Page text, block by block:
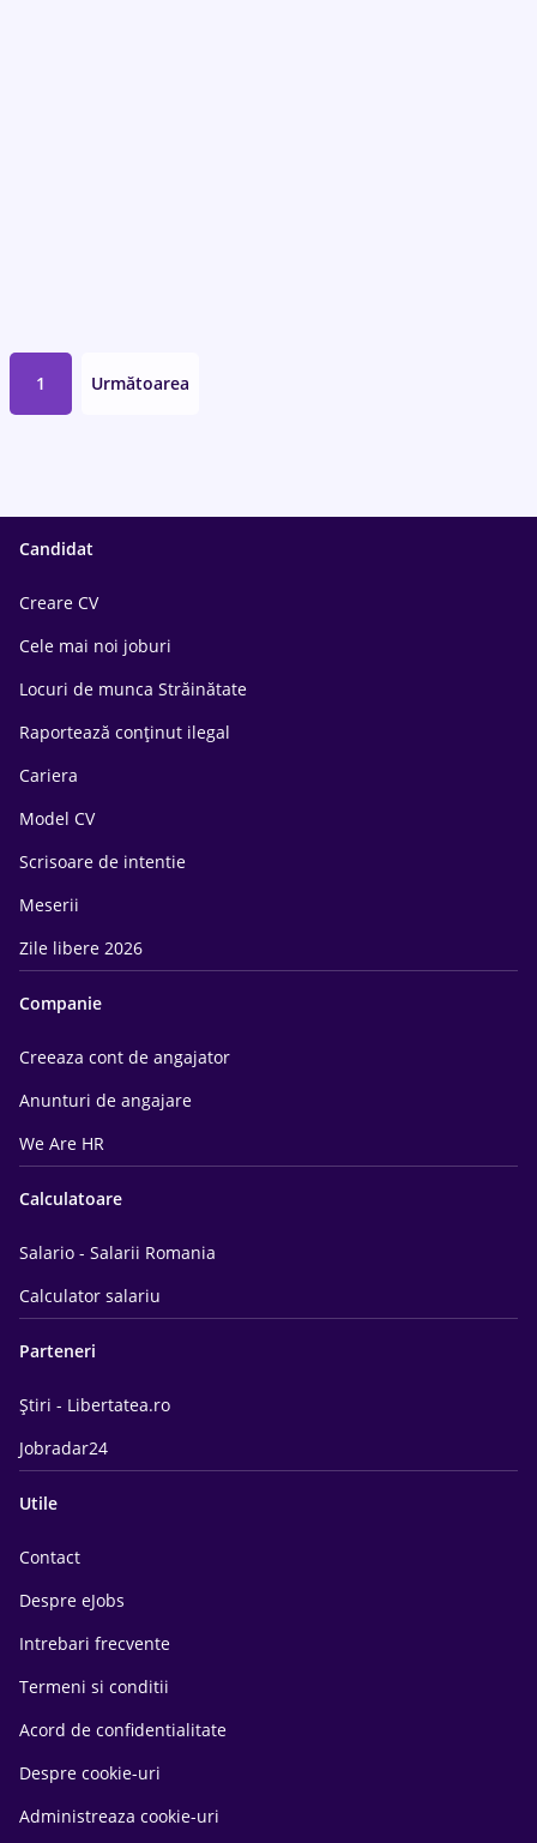
1 Următoarea
Candidat
Creare CV
Cele mai noi joburi
Locuri de munca Străinătate
Raportează conținut ilegal
Cariera
Model CV
Scrisoare de intentie
Meserii
Zile libere 2026
Companie
Creeaza cont de angajator
Anunturi de angajare
We Are HR
Calculatoare
Salario - Salarii Romania
Calculator salariu
Parteneri
Știri - Libertatea.ro
Jobradar24
Utile
Contact
Despre eJobs
Intrebari frecvente
Termeni si conditii
Acord de confidentialitate
Despre cookie-uri
Administreaza cookie-uri